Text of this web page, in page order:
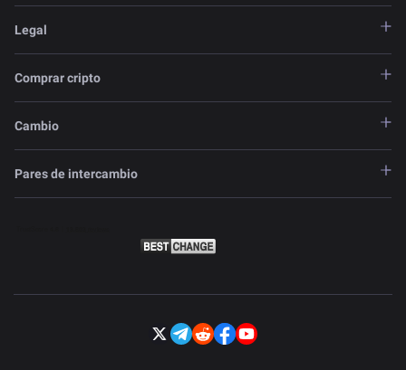
Legal
Comprar cripto
Cambio
Pares de intercambio